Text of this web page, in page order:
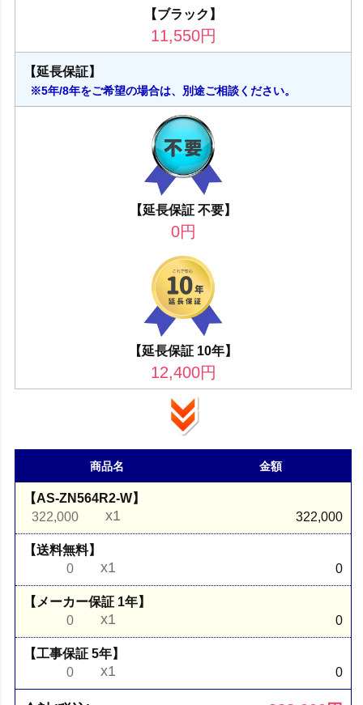
【ブラック】
11,550円
【延長保証】
※5年/8年をご希望の場合は、別途ご相談ください。
【延長保証 不要】
0円
【延長保証 10年】
12,400円
商品名 金額
【AS-ZN564R2-W】
322,000
x1 322,000
【送料無料】
0
x1 0
【メーカー保証 1年】
0
x1 0
【工事保証 5年】
0
x1 0